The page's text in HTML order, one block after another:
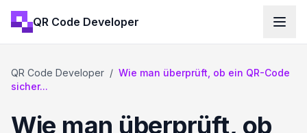
QR Code Developer
QR Code Developer / Wie man überprüft, ob ein QR-Code
sicher...
Wie man überprüft, ob